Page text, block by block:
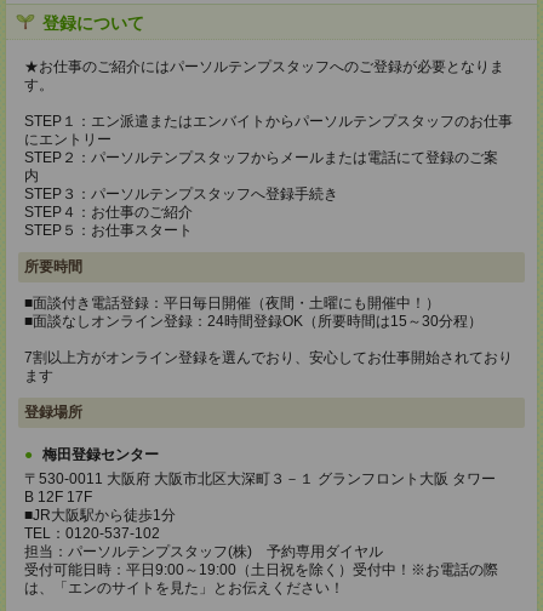
登録について
★お仕事のご紹介にはパーソルテンプスタッフへのご登録が必要となりま
す。
STEP１：エン派遣またはエンバイトからパーソルテンプスタッフのお仕事
にエントリー
STEP２：パーソルテンプスタッフからメールまたは電話にて登録のご案
内
STEP３：パーソルテンプスタッフへ登録手続き
STEP４：お仕事のご紹介
STEP５：お仕事スタート
所要時間
■面談付き電話登録：平日毎日開催（夜間・土曜にも開催中！）
■面談なしオンライン登録：24時間登録OK（所要時間は15～30分程）
7割以上方がオンライン登録を選んでおり、安心してお仕事開始されており
ます
登録場所
梅田登録センター
〒530-0011 大阪府 大阪市北区大深町３－１ グランフロント大阪 タワー
B 12F 17F
■JR大阪駅から徒歩1分
TEL：0120-537-102
担当：パーソルテンプスタッフ(株) 予約専用ダイヤル
受付可能日時：平日9:00～19:00（土日祝を除く）受付中！※お電話の際
は、「エンのサイトを見た」とお伝えください！